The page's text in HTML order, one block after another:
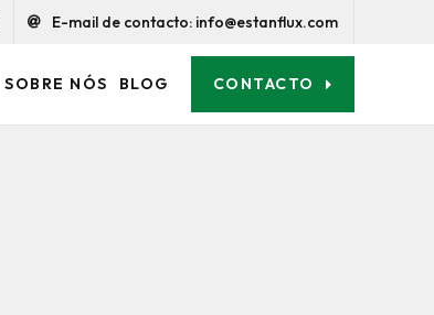
E-mail de contacto: info@estanflux.com
SOBRE NÓS BLOG CONTACTO